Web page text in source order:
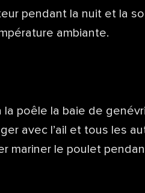
pendant la nuit et la
ambiante.
poêle la baie de
avec l’ail et tous les
mariner le poulet